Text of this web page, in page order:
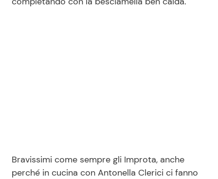
Bravissimi come sempre gli Improta, anche
perché in cucina con Antonella Clerici ci fanno